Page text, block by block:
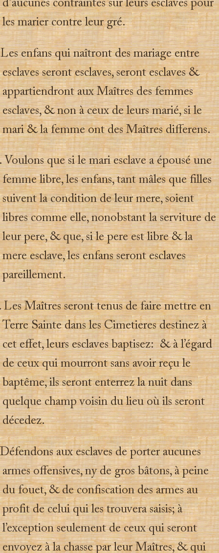
d’aucunes contraintes sur leurs esclaves pour
les marier contre leur gré.
enfans qui naîtront des mariage entre
esclaves seront esclaves, seront esclaves &
appartiendront aux Maîtres des femmes
esclaves, & non à ceux de leurs marié, si le
mari & la femme ont des Maîtres differens.
que si le mari esclave a épousé une
femme libre, les enfans, tant mâles que filles
suivent la condition de leur mere, soient
libres comme elle, nonobstant la serviture de
leur pere, & que, si le pere est libre & la
mere esclave, les enfans seront esclaves
pareillement.
Les Maîtres seront tenus de faire mettre en
Terre Sainte dans les Cimetieres destinez à
cet effet, leurs esclaves baptisez: & à l’égard
de ceux qui mourront sans avoir reçu le
baptême, ils seront enterrez la nuit dans
quelque champ voisin du lieu où ils seront
décedez.
aux esclaves de porter aucunes
armes offensives, ny de gros bâtons, à peine
du fouet, & de confiscation des armes au
profit de celui qui les trouvera saisis; à
l’exception seulement de ceux qui seront
envoyez à la chasse par leur Maîtres, & qui